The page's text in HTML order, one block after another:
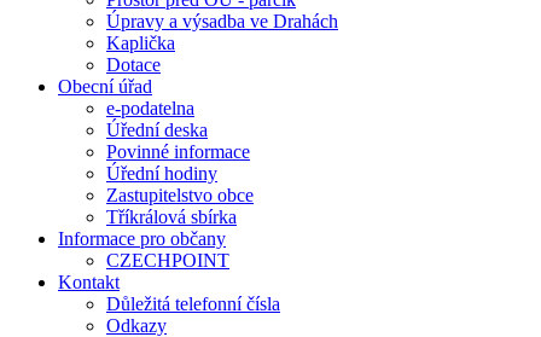
Úpravy a výsadba ve Drahách
Kaplička
Dotace
Obecní úřad
e-podatelna
Úřední deska
Povinné informace
Úřední hodiny
Zastupitelstvo obce
Tříkrálová sbírka
Informace pro občany
CZECHPOINT
Kontakt
Důležitá telefonní čísla
Odkazy